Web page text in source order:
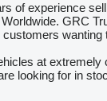
of experience
GRC
wanting
at
looking for in